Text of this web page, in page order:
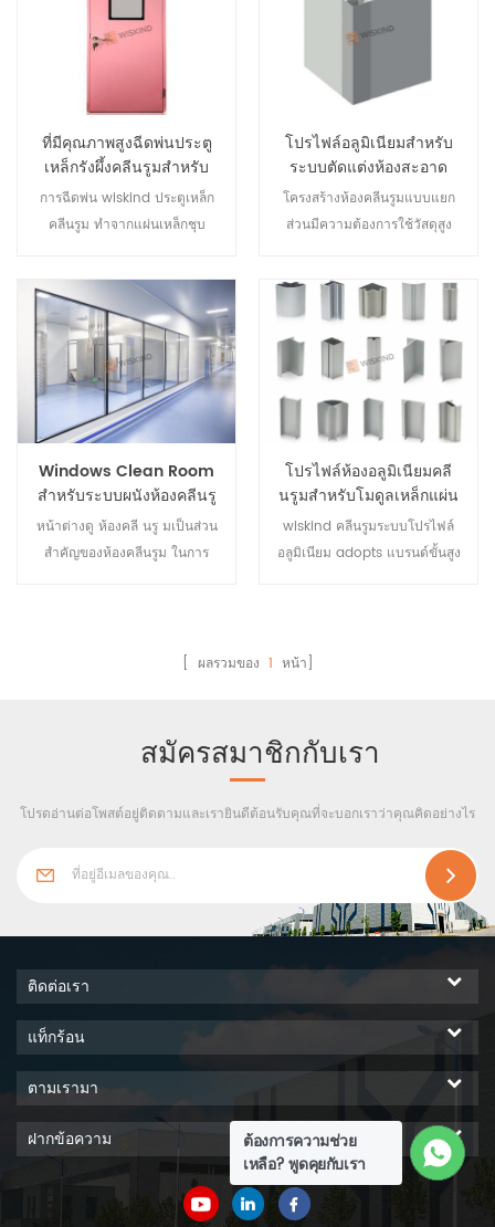
ความแม่นยำ การย่อขนาด
ความบริสุทธิ์สูง คุณภาพสูง และ
ความน่าเชื่อถือสูงในการประมวล
ผลผลิตภัณฑ์และการวิจัยเชิง
ทดลอง , ชีวการแพทย์, สารเคมี
ชั้นดี, การบินและอวกาศ, การ
แปรรูปอาหารและอุตสาหกรรม
อื่น ๆ ถูกนำมาใช้กันอย่างแพร่
ซัพพลายเออร์ผลิตภัณฑ์ตู้โลหะระ
ดับไฮเอนด์ ซึ่งเป็นผู้นำ
อุตสาหกรรมในด้านการออกแบบ
ระบบ เทคโนโลยีวัสดุ และ
กระบวนการผลิตตู้สำหรับห้องคลี
นรูม โดยให้บริการลูกค้าใน
มีคุณค่าเฉพาะตัว โซลูชันที่
ครอบคลุมสำหรับการควบคุม
ป้องกันการสูญเสียทรัพย์สิน
ที่มีคุณภาพสูงฉีดพ่นประตู
เหล็กรังผึ้งคลีนรูมสำหรับ
โรงงานผลิตยา
การฉีดพ่น wiskind ประตูเหล็ก
คลีนรูม ทำจากแผ่นเหล็กชุบ
สเอส) ซึ่งทำโดยการดัดแบบอิ
นทิกรัลและการเชื่อมข้อต่อ พื้น
ผิวของประตูสะอาดถูกฉีดพ่นด้วย
พื้นผิวที่เรียบ พื้นผิวประตูสะอาด
และเรียบและทำความสะอาดได้
ง่าย
โปรไฟล์อลูมิเนียมสำหรับ
ระบบตัดแต่งห้องสะอาด
โครงสร้างห้องคลีนรูมแบบแยก
ส่วนมีความต้องการใช้วัสดุสูง
ป้องกันไฟฟ้าสถิตย์ได้ และพื้นผิว
อุตสาหกรรมหลังจากการรักษา
anodic oxidation ป้องกันการ
กัดกร่อนป้องกันไฟฟ้าสถิตย์เพียง
ตอบสนองความต้องการของการ
ใช้ห้องสะอาดดังนั้นจึงสามารถ
เรียกได้ว่าเป็น โปรไฟล์อลูมิเนียม
ห้องสะอาด
Windows Clean Room
สำหรับระบบผนังห้องคลีนรู
มอุตสาหกรรม
หน้าต่างดู ห้องคลี นรู มเป็นส่วน
สำคัญของห้องคลีนรูม ในการ
ในผนัง หน้าต่างสังเกตการณ์ที่
โปรไฟล์ห้องอลูมิเนียมคลี
นรูมสำหรับโมดูลเหล็กแผ่น
ผนังคลีนรูม
wiskind คลีนรูมระบบโปรไฟล์
อลูมิเนียม adopts แบรนด์ขั้นสูง
ให้ผลิตภัณฑ์คุณภาพสูงชั้นหนึ่ง
[ ผลรวมของ 1 หน้า]
สมัครสมาชิกกับเรา
โปรดอ่านต่อโพสต์อยู่ติดตามและเรายินดีต้อนรับคุณที่จะบอกเราว่าคุณคิดอย่างไร
ต้องการความช่วย
เหลือ? พูดคุยกับเรา
ติดต่อเรา
แท็กร้อน
ตามเรามา
ฝากข้อความ